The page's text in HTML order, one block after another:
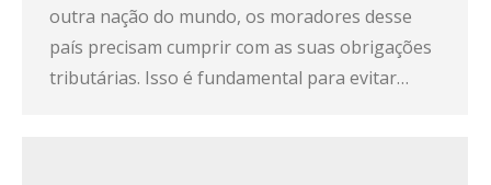
outra nação do mundo, os moradores desse
país precisam cumprir com as suas obrigações
tributárias. Isso é fundamental para evitar…